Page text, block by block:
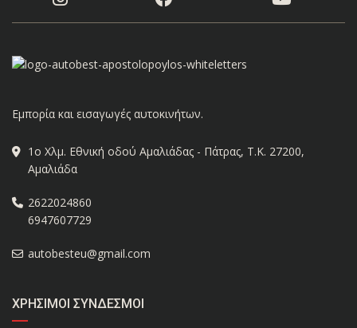
Εμπορία και εισαγωγές αυτοκινήτων.
1ο Χλμ. Εθνική οδού Αμαλιάδας - Πάτρας, Τ.Κ. 27200,
Αμαλιάδα
2622024860
6947607729
autobesteu@gmail.com
ΧΡΉΣΙΜΟΙ ΣΎΝΔΕΣΜΟΙ